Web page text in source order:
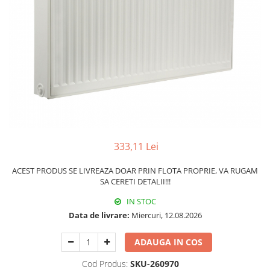
Centrale termice electrice
Butelie egalizare
Radiatoare/Calorifere din otel
333,11 Lei
ACEST PRODUS SE LIVREAZA DOAR PRIN FLOTA PROPRIE, VA RUGAM
SA CERETI DETALII!!!
IN STOC
Data de livrare: Miercuri, 12.08.2026
ADAUGA IN COS
Cod Produs: SKU-260970